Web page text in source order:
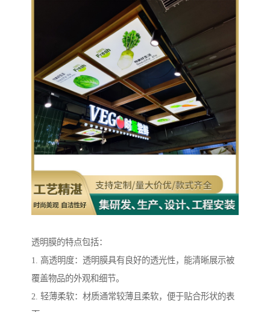
透明膜的特点包括：
1. 高透明度：透明膜具有良好的透光性，能清晰展示被
覆盖物品的外观和细节。
2. 轻薄柔软：材质通常较薄且柔软，便于贴合形状的表